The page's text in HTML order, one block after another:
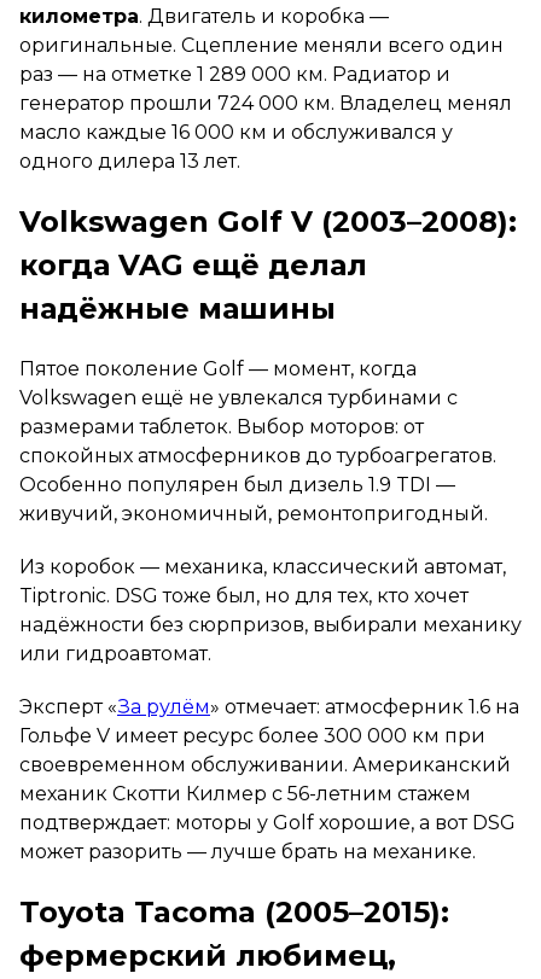
километра. Двигатель и коробка —
оригинальные. Сцепление меняли всего один
раз — на отметке 1 289 000 км. Радиатор и
генератор прошли 724 000 км. Владелец менял
масло каждые 16 000 км и обслуживался у
одного дилера 13 лет.
Volkswagen Golf V (2003–2008):
когда VAG ещё делал
надёжные машины
Пятое поколение Golf — момент, когда
Volkswagen ещё не увлекался турбинами с
размерами таблеток. Выбор моторов: от
спокойных атмосферников до турбоагрегатов.
Особенно популярен был дизель 1.9 TDI —
живучий, экономичный, ремонтопригодный.
Из коробок — механика, классический автомат,
Tiptronic. DSG тоже был, но для тех, кто хочет
надёжности без сюрпризов, выбирали механику
или гидроавтомат.
Эксперт «За рулём» отмечает: атмосферник 1.6 на
Гольфе V имеет ресурс более 300 000 км при
своевременном обслуживании. Американский
механик Скотти Килмер с 56-летним стажем
подтверждает: моторы у Golf хорошие, а вот DSG
может разорить — лучше брать на механике.
Toyota Tacoma (2005–2015):
фермерский любимец,